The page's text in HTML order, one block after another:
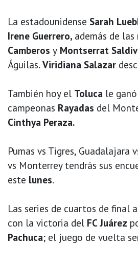
La estadounidense Sarah
Irene Guerrero, además de las
Camberos y Montserrat
Águilas. Viridiana Salazar
También hoy el Toluca le
campeonas Rayadas del
Cinthya Peraza.
Pumas vs Tigres, Guadalajara
vs Monterrey tendrás sus
este lunes.
Las series de cuartos de final
con la victoria del FC Juárez
Pachuca; el juego de vuelta